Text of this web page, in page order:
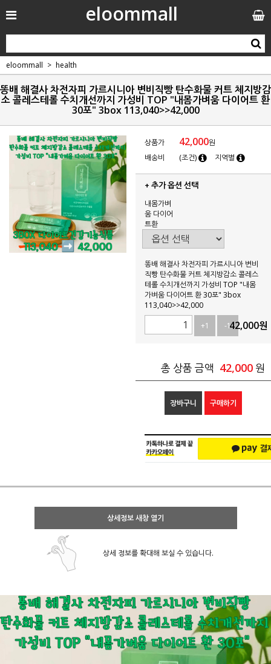
eloommall
eloommall health
똥배 해결사 차전자피 가르시니아 변비직빵 탄수화물 커트 체지방감
소 콜레스테롤 수치개선까지 가성비 TOP "내몸가벼움 다이어트 환
30포" 3box 113,040>>42,000
상품가 42,000원
배송비
(조건) 지역별
+ 추가 옵션 선택
내몸가벼
움 다이어
트환
똥배 해결사 차전자피 가르시니아 변비
직빵 탄수화물 커트 체지방감소 콜레스
테롤 수치개선까지 가성비 TOP "내몸
가벼움 다이어트 환 30포" 3box
113,040>>42,000
+1
-142,000원
총 상품 금액 42,000 원
장바구니 구매하기
상세정보 새창 열기
상세 정보를 확대해 보실 수 있습니다.